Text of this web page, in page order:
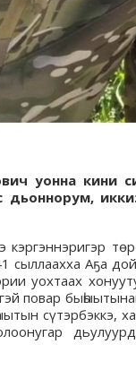
уонна кини
дьоннорум,
сыллаахха Аҕа
уохтаах
повар
сүтэрбэккэ,